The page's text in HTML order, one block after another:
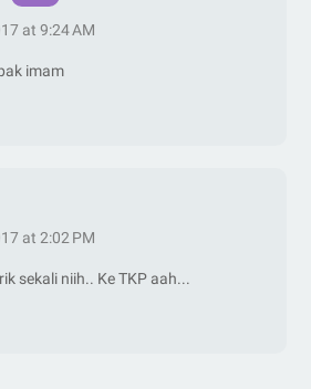
at 9:24 AM
imam
at 2:02 PM
sekali niih.. Ke TKP aah...